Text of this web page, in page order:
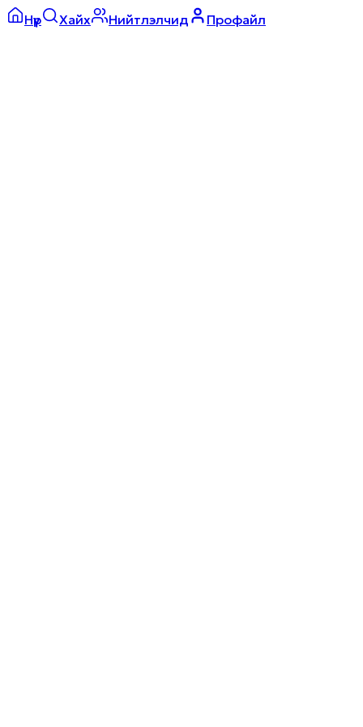
Нүүр Хайх Нийтлэлчид Профайл